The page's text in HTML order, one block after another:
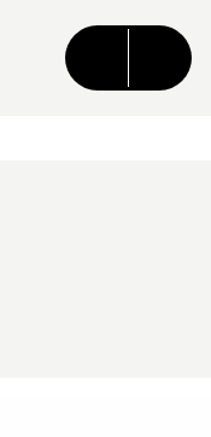
CONTENU